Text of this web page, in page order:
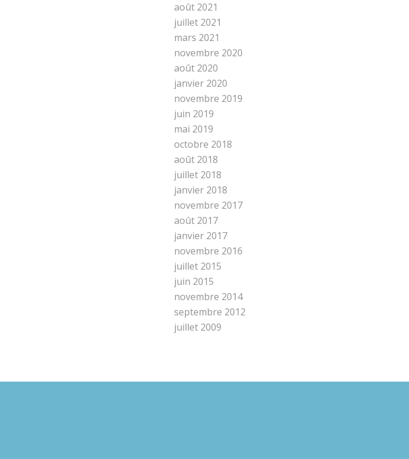
août 2021
juillet 2021
mars 2021
novembre 2020
août 2020
janvier 2020
novembre 2019
juin 2019
mai 2019
octobre 2018
août 2018
juillet 2018
janvier 2018
novembre 2017
août 2017
janvier 2017
novembre 2016
juillet 2015
juin 2015
novembre 2014
septembre 2012
juillet 2009